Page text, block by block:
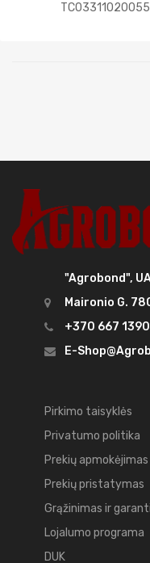
TC03311020055
"Agrobond",
Maironio G.
+370 667
E-
Pirkimo taisyklės
Privatumo politika
Prekių apmokėjimas
Prekių pristatymas
Grąžinimas ir
Lojalumo programa
DUK